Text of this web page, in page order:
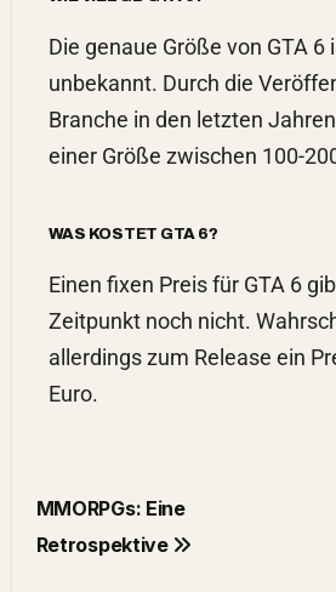
Die genaue Größe von GTA 6 ist noch
unbekannt. Durch die
Branche in den letzten
einer Größe zwischen 100-
WAS KOSTET GTA 6?
Einen fixen Preis für GTA 6 gibt es zu diesem
Zeitpunkt noch nicht.
allerdings zum Release ein
Euro.
MMORPGs: Eine
Retrospektive